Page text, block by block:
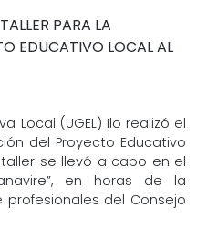
PARA LA
EDUCATIVO LOCAL AL
Local (UGEL) Ilo realizó el
del Proyecto Educativo
taller se llevó a cabo en el
en horas de la
del Consejo